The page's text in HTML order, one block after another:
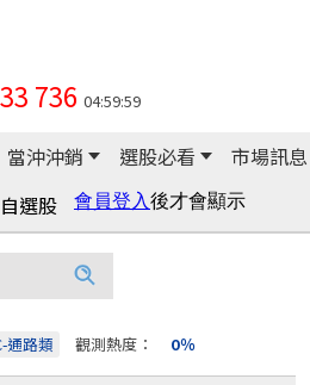
736 04:59:59
當沖沖銷 選股必看
市場訊息
自選股
通路類 觀測熱度： 0％